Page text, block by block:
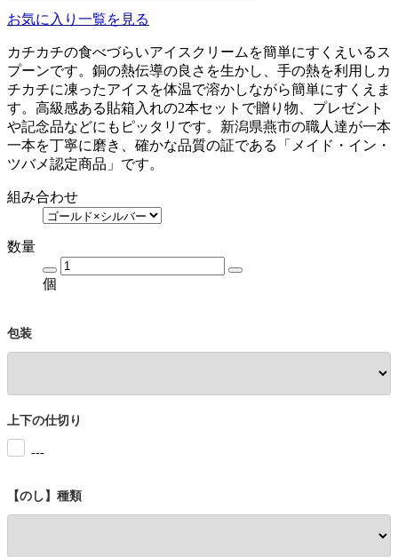
お気に入り一覧を見る
カチカチの食べづらいアイスクリームを簡単にすくえいるス
プーンです。銅の熱伝導の良さを生かし、手の熱を利用しカ
チカチに凍ったアイスを体温で溶かしながら簡単にすくえま
す。高級感ある貼箱入れの2本セットで贈り物、プレゼント
や記念品などにもピッタリです。新潟県燕市の職人達が一本
一本を丁寧に磨き、確かな品質の証である「メイド・イン・
ツバメ認定商品」です。
組み合わせ
数量
個
包装
上下の仕切り
---
【のし】種類